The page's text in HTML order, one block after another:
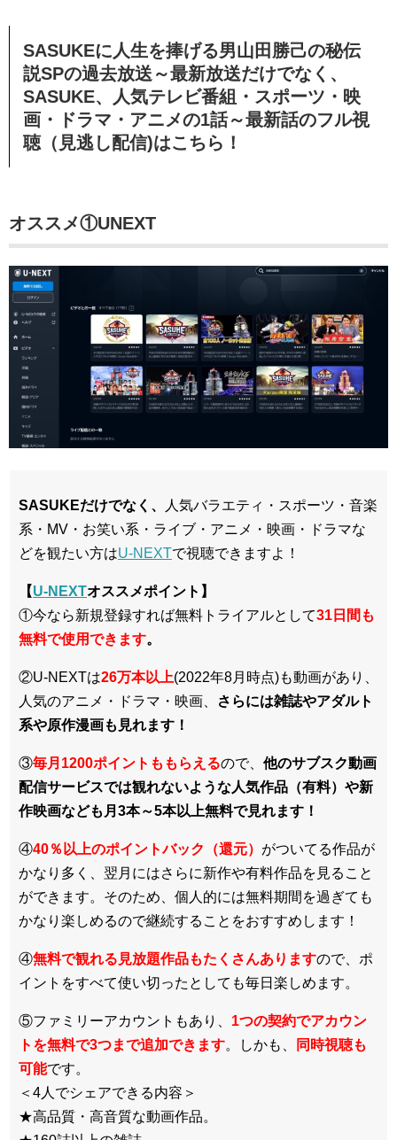
SASUKEに人生を捧げる男山田勝己の秘伝
説SPの過去放送～最新放送だけでなく、
SASUKE、人気テレビ番組・スポーツ・映
画・ドラマ・アニメの1話～最新話のフル視
聴（見逃し配信)はこちら！
オススメ①UNEXT
SASUKEだけでなく、
人気バラエティ・スポーツ・音楽
系・MV・お笑い系・ライブ・アニメ・映画・ドラマな
どを観たい方はU-NEXTで視聴できますよ！
【U-NEXTオススメポイント】
①今なら新規登録すれば無料トライアルとして31日間も
無料で使用できます。
②U-NEXTは26万本以上(2022年8月時点)も動画があり、
人気のアニメ・ドラマ・映画、
さらには雑誌やアダルト
系や原作漫画も見れます！
③毎月1200ポイントももらえるので、 他のサブスク動画
配信サービスでは観れないような人気作品（有料）や新
作映画なども月3本～5本以上無料で見れます！
④40％以上のポイントバック（還元） がついてる作品が
かなり多く、翌月にはさらに新作や有料作品を見ること
ができます。そのため、個人的には無料期間を過ぎても
かなり楽しめるので継続することをおすすめします！
④無料で観れる見放題作品もたくさんありますので、ポ
イントをすべて使い切ったとしても毎日楽しめます。
⑤ファミリーアカウントもあり、 1つの契約でアカウン
トを無料で3つまで追加できます。しかも、
同時視聴も
可能です。
＜4人でシェアできる内容＞
★高品質・高音質な動画作品。